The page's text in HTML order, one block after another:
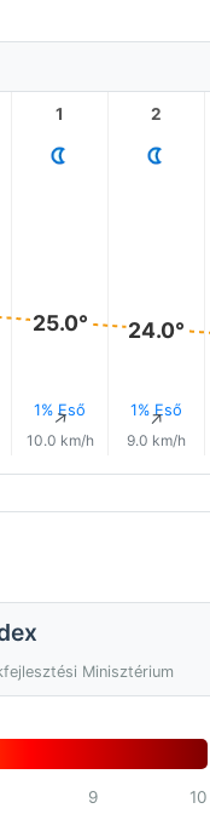
1
25.0°
1% Eső
↑
10.0 km/h
2
24.0°
1% Eső
↑
9.0 km/h
Minisztérium
9 10